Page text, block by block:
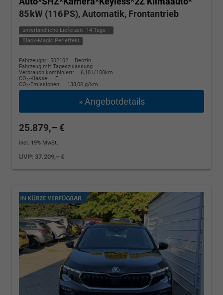
85 kW (116 PS), Automatik, Frontantrieb
unverbindliche Lieferzeit: 14 Tage
Black-Magic Perleffekt
Fahrzeugnr.: 502102
Benzin
Fahrzeug mit Tageszulassung
Verbrauch kombiniert:
6,10 l/100km
CO2-Klasse:
E
CO2-Emissionen: 138,00 g/km
» Angebotdetails
25.879,– €
incl. 19% MwSt.
UVP: 37.209,– €